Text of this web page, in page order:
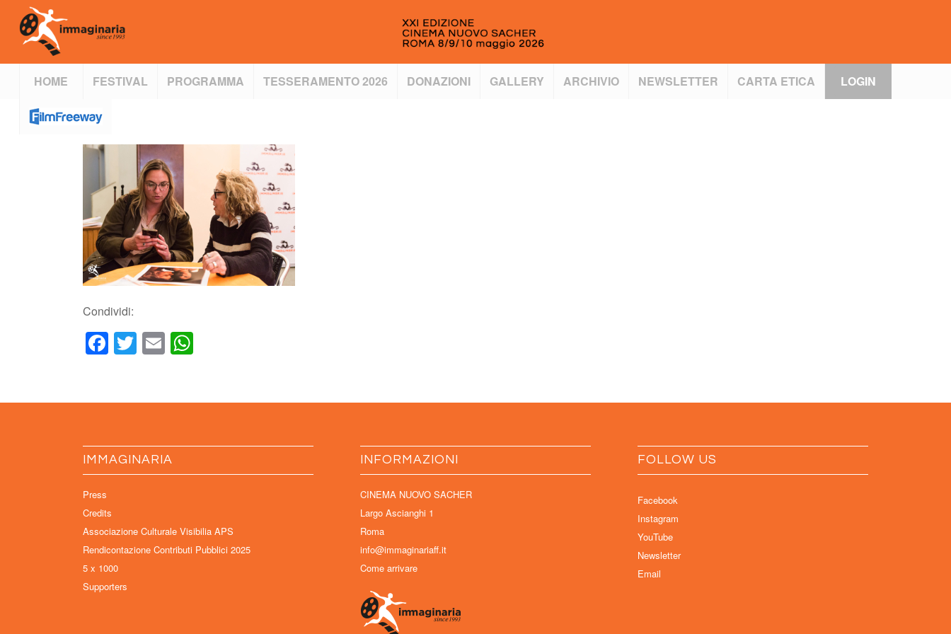
HOME FESTIVAL PROGRAMMA TESSERAMENTO 2026 DONAZIONI GALLERY ARCHIVIO NEWSLETTER CARTA ETICA LOGIN
Condividi:
Facebook
Twitter
Email
IMMAGINARIA
Press
Credits
Associazione Culturale Visibilia APS
Rendicontazione Contributi Pubblici 2025
5 x 1000
Supporters
INFORMAZIONI
CINEMA NUOVO SACHER
Largo Ascianghi 1
Roma
info@immaginariaff.it
Come arrivare
FOLLOW US
Facebook
Instagram
YouTube
Newsletter
Email